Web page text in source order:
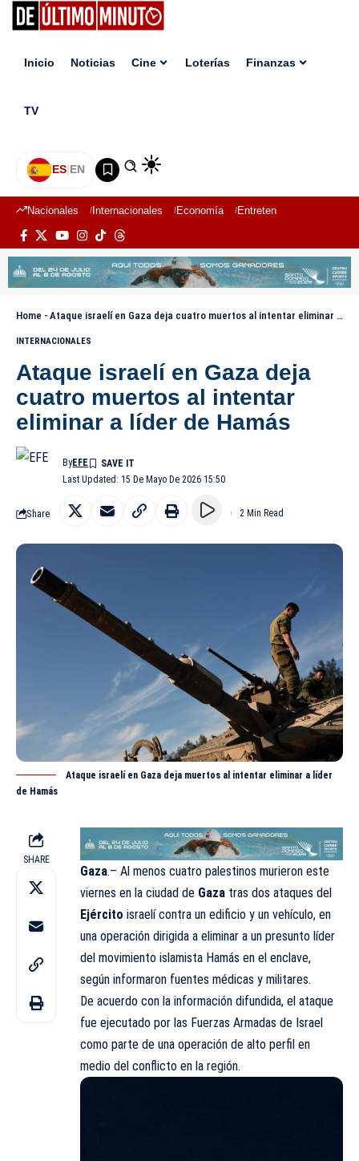
Inicio Noticias Cine Loterías Finanzas
TV
ES|EN
Nacionales Internacionales Economía Entretenimiento
Home - Ataque israelí en Gaza deja cuatro muertos al intentar eliminar a líder de Hamás
INTERNACIONALES
Ataque israelí en Gaza deja
cuatro muertos al intentar
eliminar a líder de Hamás
Last Updated: 15 De Mayo De 2026 15:50
ByEFE
Share 2 Min Read
Ataque israelí en Gaza deja muertos al intentar eliminar a líder
de Hamás
SHARE
Gaza.– Al menos cuatro palestinos murieron este
viernes en la ciudad de Gaza tras dos ataques del
Ejército israelí contra un edificio y un vehículo, en
una operación dirigida a eliminar a un presunto líder
del movimiento islamista Hamás en el enclave,
según informaron fuentes médicas y militares.
De acuerdo con la información difundida, el ataque
fue ejecutado por las Fuerzas Armadas de Israel
como parte de una operación de alto perfil en
medio del conflicto en la región.